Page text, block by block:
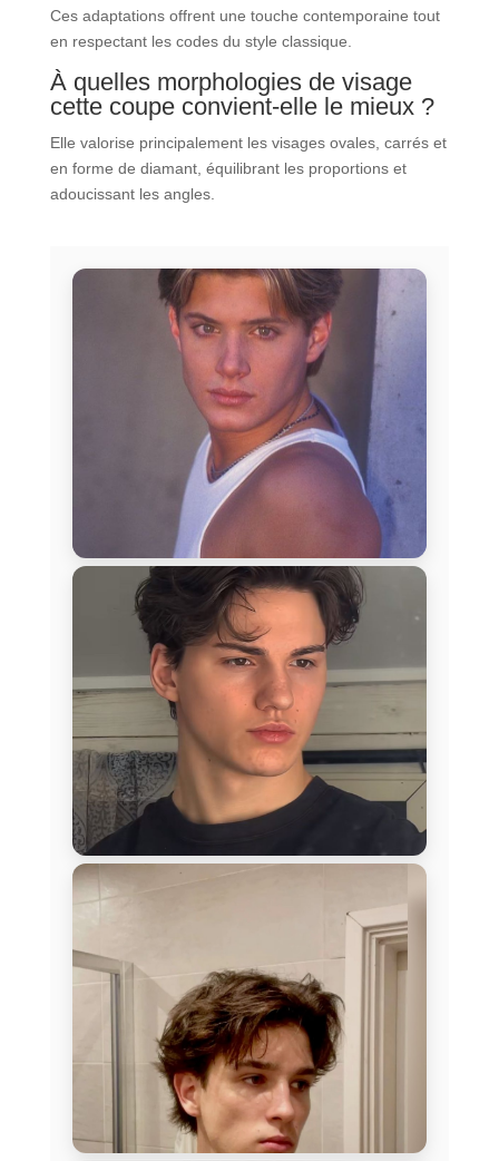
Ces adaptations offrent une touche contemporaine tout
en respectant les codes du style classique.
À quelles morphologies de visage
cette coupe convient-elle le mieux ?
Elle valorise principalement les visages ovales, carrés et
en forme de diamant, équilibrant les proportions et
adoucissant les angles.